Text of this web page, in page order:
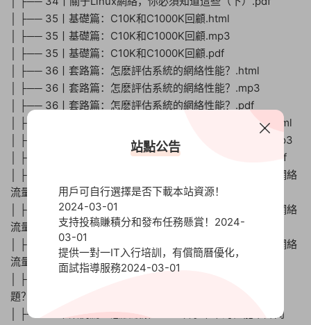
│ ├── 35丨基礎篇：C10K和C1000K回顧.html
│ ├── 35丨基礎篇：C10K和C1000K回顧.mp3
│ ├── 35丨基礎篇：C10K和C1000K回顧.pdf
│ ├── 36丨套路篇：怎麽評估系統的網絡性能？.html
│ ├── 36丨套路篇：怎麽評估系統的網絡性能？.mp3
│ ├── 36丨套路篇：怎麽評估系統的網絡性能？.pdf
│ ├── 37丨案例篇：DNS解析時快時慢，我該怎麽辦？.html
│ ├── 37丨案例篇：DNS解析時快時慢，我該怎麽辦？.mp3
│ ├── 37丨案例篇：DNS解析時快時慢，我該怎麽辦？.pdf
│ ├── 38丨案例篇：怎麽使用tcpdump和Wireshark分析網絡
流量？.html
│ ├── 38丨案例篇：怎麽使用tcpdump和Wireshark分析網絡
流量？.mp3
│ ├── 38丨案例篇：怎麽使用tcpdump和Wireshark分析網絡
流量？.pdf
│ ├── 39丨案例篇：怎麽緩解DDoS攻擊帶來的性能下降問
題？.html
│ ├── 39丨案例篇：怎麽緩解DDoS攻擊帶來的性能下降問
站點公告
用戶可自行選擇是否下載本站資源！
2024-03-01
支持投稿賺積分和發布任務懸賞！ 2024-
03-01
提供一對一IT入行培訓，有償簡曆優化，
面試指導服務2024-03-01